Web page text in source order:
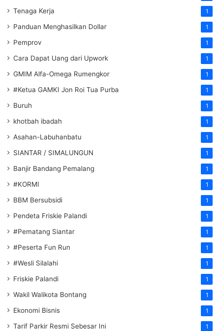
Tenaga Kerja 1
Panduan Menghasilkan Dollar 1
Pemprov 1
Cara Dapat Uang dari Upwork 1
GMIM Alfa-Omega Rumengkor 1
#Ketua GAMKI Jon Roi Tua Purba 1
Buruh 1
khotbah ibadah 1
Asahan-Labuhanbatu 1
SIANTAR / SIMALUNGUN 1
Banjir Bandang Pemalang 1
#KORMI 1
BBM Bersubsidi 1
Pendeta Friskie Palandi 1
#Pematang Siantar 1
#Peserta Fun Run 1
#Wesli Silalahi 1
Friskie Palandi 1
Wakil Walikota Bontang 1
Ekonomi Bisnis 1
Tarif Parkir Resmi Sebesar Ini 1